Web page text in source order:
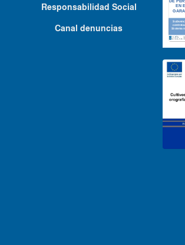
Responsabilidad Social
Canal denuncias